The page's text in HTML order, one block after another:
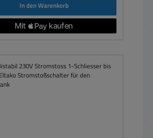
In den Warenkorb